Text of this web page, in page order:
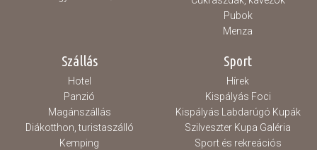
Pubok
Menza
Szállás
Hotel
Panzió
Magánszállás
Diákotthon, turistaszálló
Kemping
Sport
Hírek
Kispályás Foci
Kispályás Labdarúgó Kupák
Szilveszter Kupa Galéria
Sport és rekreációs